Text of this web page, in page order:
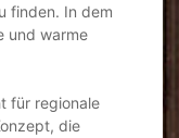
finden. In dem
und warme
für regionale
die